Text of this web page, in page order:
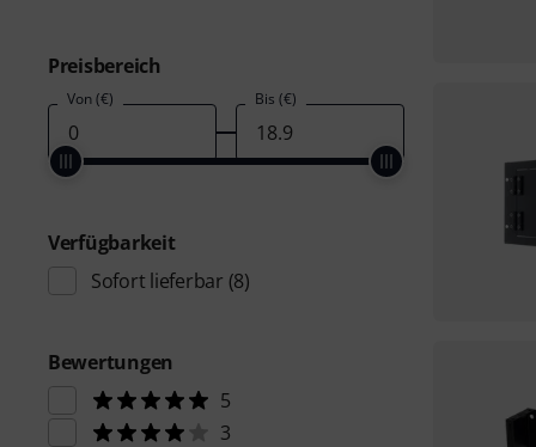
Preisbereich
Von (€) Bis (€)
Verfügbarkeit
Sofort lieferbar (8)
Bewertungen
5
3